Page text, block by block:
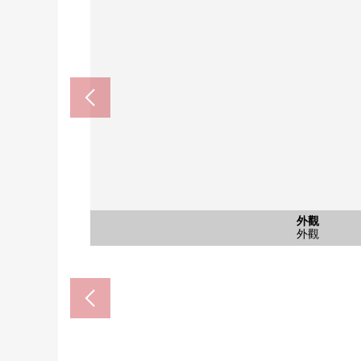
外觀
外觀
客廳
客廳
客廳
客廳
客廳
客廳
西式房間
約5.0張塌塌米西式房間
公共汽車
浴室
西式房間
約7.0張塌塌米西式房間
西式房間
約5.1張塌塌米西式房間
收納
行走壁櫥
廁所
廁所
客廳
客廳
風景
風景
風景
風景
風景
風景
風景
風景
風景
風景
外觀
外觀
入口
入口
入口
入口
入口
入口
入口
入口
入口
入口
入口
入口
其他當地
前面道路
其他當地
前面道路
外觀
外觀
外觀
外觀
外觀
外觀